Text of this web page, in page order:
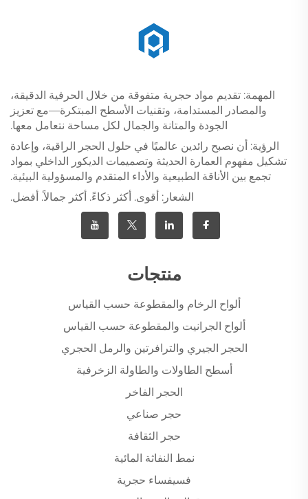
المهمة: تقديم مواد حجرية متفوقة من خلال الحرفية الدقيقة،
والمصادر المستدامة، وتقنيات الأسطح المبتكرة—مع تعزيز
الجودة والمتانة والجمال لكل مساحة نتعامل معها.
الرؤية: أن نصبح رائدين عالميًا في حلول الحجر الراقية، وإعادة
تشكيل مفهوم العمارة الحديثة وتصميمات الديكور الداخلي بمواد
تجمع بين الأناقة الطبيعية والأداء المتقدم والمسؤولية البيئية.
الشعار: أقوى. أكثر ذكاءً. أكثر جمالاً. أفضل.
منتجات
ألواح الرخام والمقطوعة حسب القياس
ألواح الجرانيت والمقطوعة حسب القياس
الحجر الجيري والترافرتين والرمل الحجري
أسطح الطاولات والطاولة الزخرفية
الحجر الفاخر
حجر صناعي
حجر الثقافة
نمط النفاثة المائية
فسيفساء حجرية